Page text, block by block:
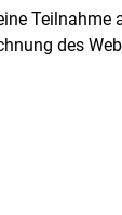
Teilnahme
des